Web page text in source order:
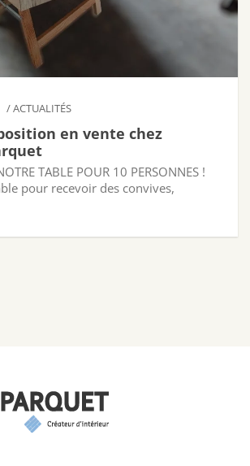
/ACTUALITÉS
en vente chez
TABLE POUR 10 PERSONNES !
pour recevoir des convives,